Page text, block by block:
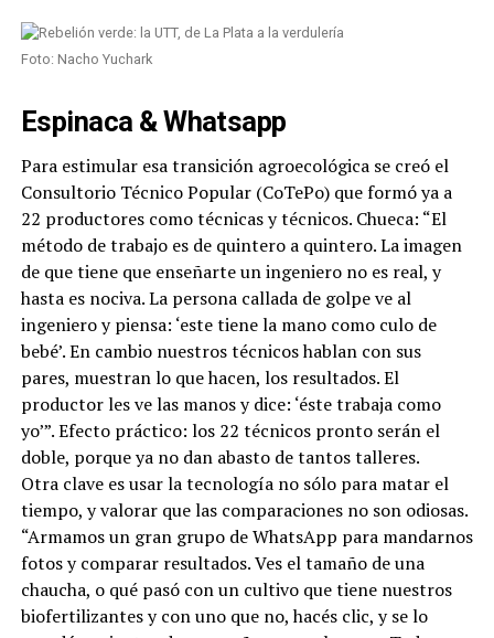
Foto: Nacho Yuchark
Espinaca & Whatsapp
Para estimular esa transición agroecológica se creó el
Consultorio Técnico Popular (CoTePo) que formó ya a
22 productores como técnicas y técnicos. Chueca: “El
método de trabajo es de quintero a quintero. La imagen
de que tiene que enseñarte un ingeniero no es real, y
hasta es nociva. La persona callada de golpe ve al
ingeniero y piensa: ‘este tiene la mano como culo de
bebé’. En cambio nuestros técnicos hablan con sus
pares, muestran lo que hacen, los resultados. El
productor les ve las manos y dice: ‘éste trabaja como
yo’”. Efecto práctico: los 22 técnicos pronto serán el
doble, porque ya no dan abasto de tantos talleres.
Otra clave es usar la tecnología no sólo para matar el
tiempo, y valorar que las comparaciones no son odiosas.
“Armamos un gran grupo de WhatsApp para mandarnos
fotos y comparar resultados. Ves el tamaño de una
chaucha, o qué pasó con un cultivo que tiene nuestros
biofertilizantes y con uno que no, hacés clic, y se lo